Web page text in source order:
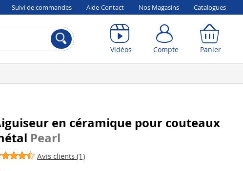
Suivi de commandes Aide-Contact Nos Magasins Catalogues
Vidéos Compte Panier
en céramique pour couteaux
Pearl
Avis clients (1)
Compte Panier